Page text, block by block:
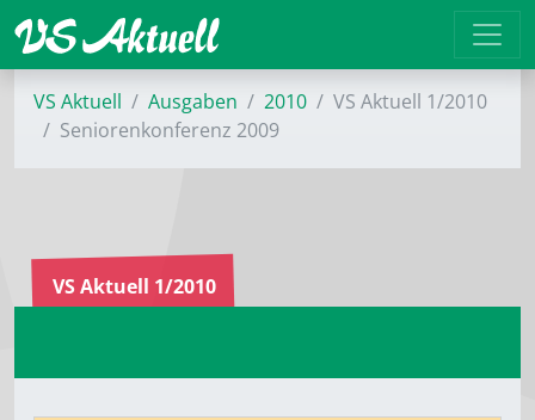
VS Aktuell Ausgaben 2010
VS Aktuell 1/2010
Seniorenkonferenz 2009
VS Aktuell 1/2010